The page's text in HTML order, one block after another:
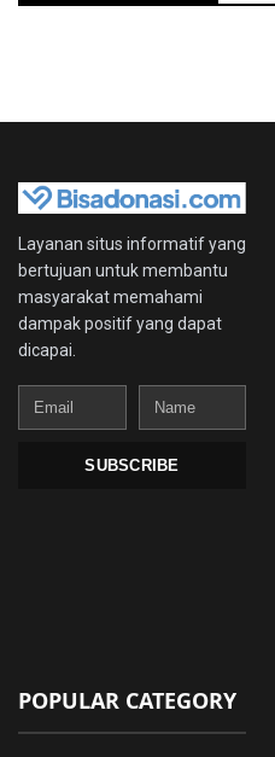
Layanan situs informatif yang
bertujuan untuk membantu
masyarakat memahami
dampak positif yang dapat
dicapai.
Email
Name
SUBSCRIBE
POPULAR CATEGORY